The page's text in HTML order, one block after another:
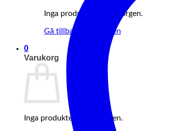
Inga produkter i varukorgen.
Gå tillbaka till butiken
0
Varukorg
Inga produkter i varukorgen.